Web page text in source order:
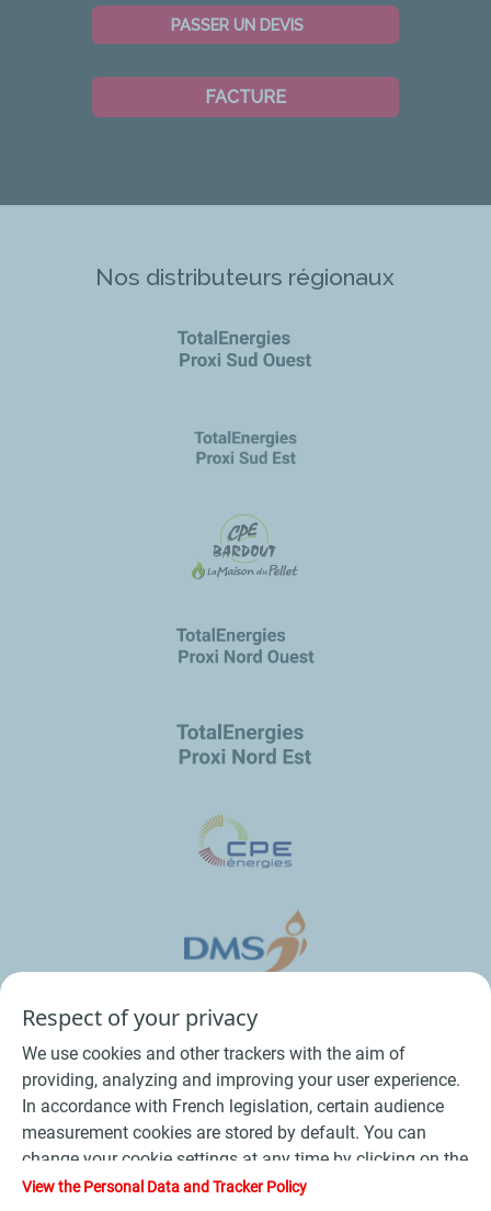
PASSER UN DEVIS
FACTURE
Nos distributeurs régionaux
Conditions Générales de Vente Bois
Respect of your privacy
We use cookies and other trackers with the aim of
providing, analyzing and improving your user experience.
In accordance with French legislation, certain audience
measurement cookies are stored by default. You can
change your cookie settings at any time by clicking on the
"Manage my cookies" button. By clicking on the "Accept"
View the Personal Data and Tracker Policy